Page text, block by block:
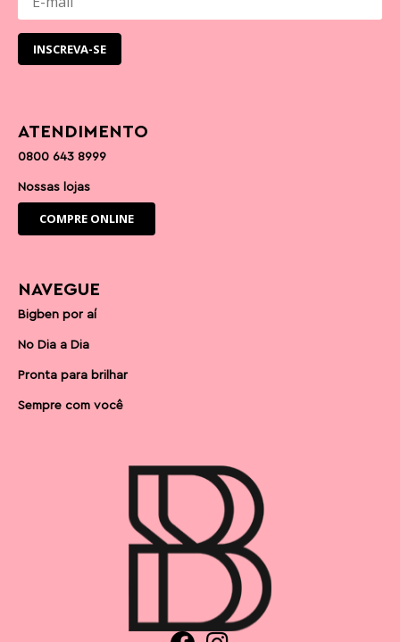
NAVEGUE
Bigben por aí
No Dia a Dia
Pronta para brilhar
Sempre com você
ATENDIMENTO
0800 643 8999
Nossas lojas
COMPRE ONLINE